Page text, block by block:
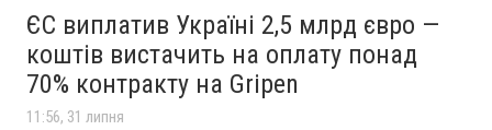
ЄС виплатив Україні 2,5 млрд євро —
коштів вистачить на оплату понад
70% контракту на Gripen
11:56, 31 липня